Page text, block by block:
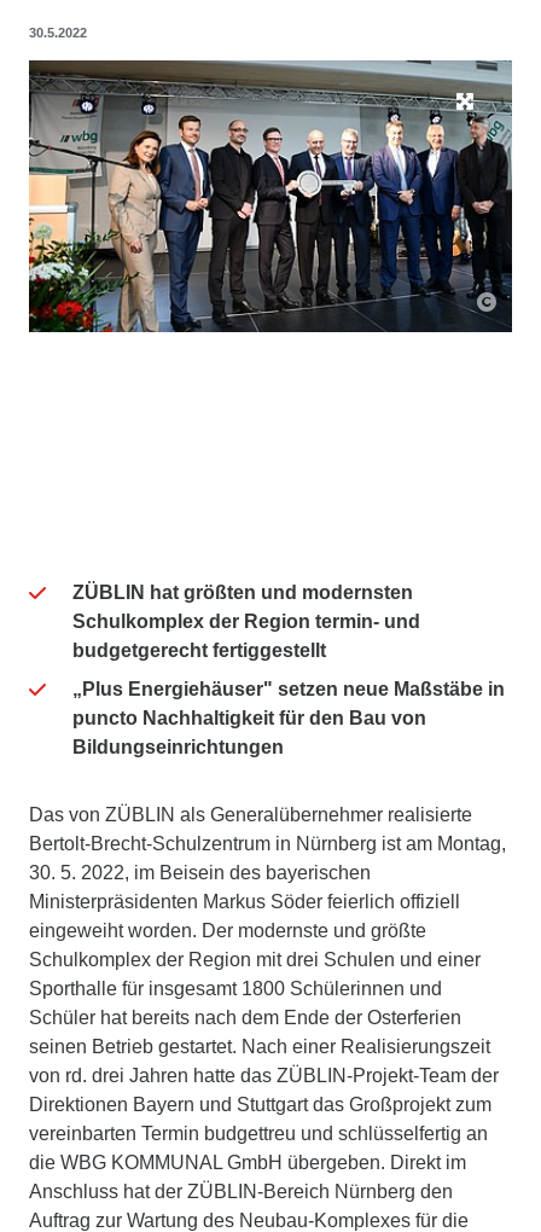
30.5.2022
ZÜBLIN hat größten und modernsten
Schulkomplex der Region termin- und
budgetgerecht fertiggestellt
„Plus Energiehäuser" setzen neue Maßstäbe in
puncto Nachhaltigkeit für den Bau von
Bildungseinrichtungen
Das von ZÜBLIN als Generalübernehmer realisierte
Bertolt-Brecht-Schulzentrum in Nürnberg ist am Montag,
30. 5. 2022, im Beisein des bayerischen
Ministerpräsidenten Markus Söder feierlich offiziell
eingeweiht worden. Der modernste und größte
Schulkomplex der Region mit drei Schulen und einer
Sporthalle für insgesamt 1800 Schülerinnen und
Schüler hat bereits nach dem Ende der Osterferien
seinen Betrieb gestartet. Nach einer Realisierungszeit
von rd. drei Jahren hatte das ZÜBLIN-Projekt-Team der
Direktionen Bayern und Stuttgart das Großprojekt zum
vereinbarten Termin budgettreu und schlüsselfertig an
die WBG KOMMUNAL GmbH übergeben. Direkt im
Anschluss hat der ZÜBLIN-Bereich Nürnberg den
Auftrag zur Wartung des Neubau-Komplexes für die